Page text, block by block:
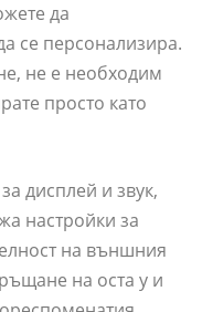
да
се персонализира.
не е необходим
просто като
дисплей и звук,
настройки за
на външния
на оста y и